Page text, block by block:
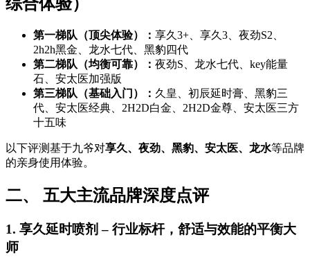
第一梯队（顶尖体验）： 享久3+、享久3、夜劲S2、
2h2h黑金、龙水七代、黑豹四代
第二梯队（均衡可靠）： 夜劲S、龙水七代、key能量
石、安太医加强版
第三梯队（基础入门）： 久皇、初辰延时膏、黑豹三
代、安太医经典、2H2D白金、2H2D金尊、安太医三方
十五味
以下评测基于九爷对享久、夜劲、黑豹、安太医、龙水等品牌
的亲身使用体验。
二、 五大主流品牌深度点评
1. 享久延时喷剂 – 行业标杆，舒适与效能的平衡大
师